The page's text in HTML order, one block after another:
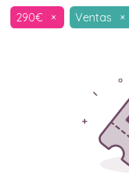
290€ × Ventas ×